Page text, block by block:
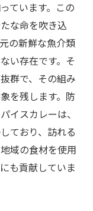
ています。この
な命を吹き込
の新鮮な魚介類
い存在です。そ
群で、その組み
を残します。防
イスカレーは、
ており、訪れる
域の食材を使用
も貢献していま